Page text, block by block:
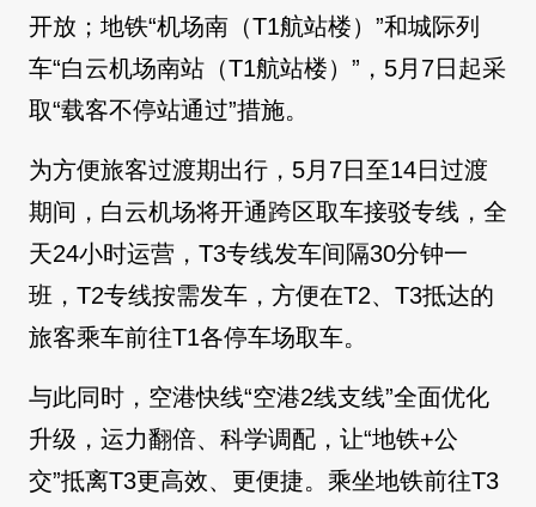
开放；地铁“机场南（T1航站楼）”和城际列
车“白云机场南站（T1航站楼）”，5月7日起采
取“载客不停站通过”措施。
为方便旅客过渡期出行，5月7日至14日过渡
期间，白云机场将开通跨区取车接驳专线，全
天24小时运营，T3专线发车间隔30分钟一
班，T2专线按需发车，方便在T2、T3抵达的
旅客乘车前往T1各停车场取车。
与此同时，空港快线“空港2线支线”全面优化
升级，运力翻倍、科学调配，让“地铁+公
交”抵离T3更高效、更便捷。乘坐地铁前往T3